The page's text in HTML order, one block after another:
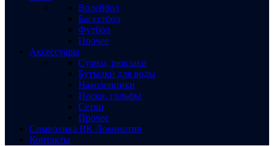
Волейбол
Баскетбол
Футбол
Прочее
Аксессуары
Сумки, рюкзаки
Бутылки для воды
Наколенники
Носки, гольфы
Сетки
Прочее
Символика ВК Локомотив
Контакты